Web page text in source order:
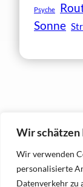
Wir schätzen
Wir verwenden
personalisierte
Datenverkehr zu
Psyche
Sonne